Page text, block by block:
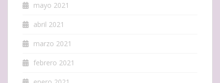
mayo 2021
abril 2021
marzo 2021
febrero 2021